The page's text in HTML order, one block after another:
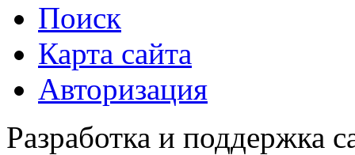
Поиск
Карта сайта
Авторизация
Разработка и поддержка